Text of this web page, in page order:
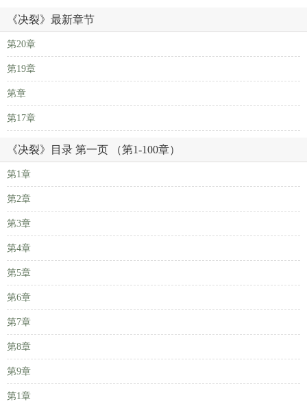
《决裂》最新章节
第20章
第19章
第章
第17章
《决裂》目录 第一页 （第1-100章）
第1章
第2章
第3章
第4章
第5章
第6章
第7章
第8章
第9章
第1章